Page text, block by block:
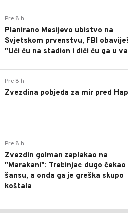
Pre 8 h
Planirano Mesijevo ubistvo na
Svjetskom prvenstvu, FBI
"Ući ću na stadion i dići ću ga u
Pre 8 h
Zvezdina pobjeda za mir pred
Pre 8 h
Zvezdin golman zaplakao na
"Marakani": Trebinjac dugo čekao
šansu, a onda ga je greška skupo
koštala